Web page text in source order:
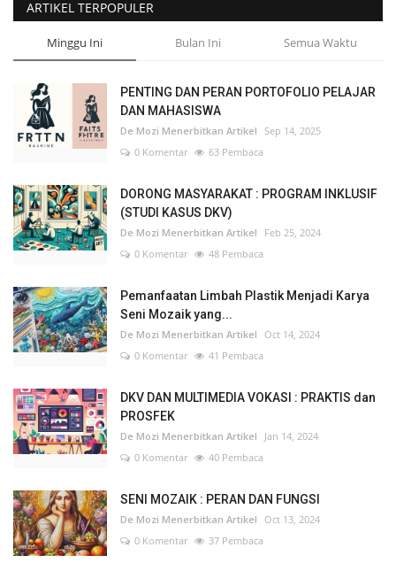
ARTIKEL TERPOPULER
Minggu Ini Bulan Ini Semua Waktu
PENTING DAN PERAN PORTOFOLIO PELAJAR
DAN MAHASISWA
De Mozi Menerbitkan Artikel
Sep 14, 2025
0 Komentar
63 Pembaca
DORONG MASYARAKAT : PROGRAM INKLUSIF
(STUDI KASUS DKV)
De Mozi Menerbitkan Artikel
Feb 25, 2024
0 Komentar
48 Pembaca
Pemanfaatan Limbah Plastik Menjadi Karya
Seni Mozaik yang...
De Mozi Menerbitkan Artikel
Oct 14, 2024
0 Komentar
41 Pembaca
DKV DAN MULTIMEDIA VOKASI : PRAKTIS dan
PROSFEK
De Mozi Menerbitkan Artikel
Jan 14, 2024
0 Komentar
40 Pembaca
SENI MOZAIK : PERAN DAN FUNGSI
De Mozi Menerbitkan Artikel
Oct 13, 2024
0 Komentar
37 Pembaca